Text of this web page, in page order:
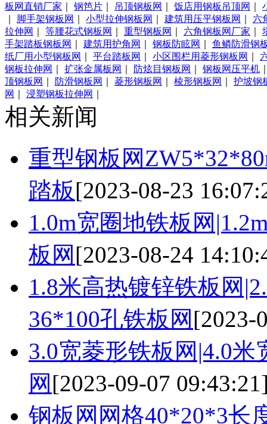
板网直销厂家
钢笆片 吊顶钢板网 饭店用钢板吊顶网
脚手架钢板网 小型拉伸钢板网 建筑用压平钢板网
六
拉伸网
等腰花式钢板网 重型钢板网 六角钢板网厂家
手架踏板钢板网
建筑用护角网 钢板防眩网
鱼鳞防滑钢
纸厂用小型钢板网
平台踏板网 小区围栏用菱形钢板网
钢板拉伸网
扩张金属板网 防炫目钢板网 钢板网压平机
顶钢板网
防滑钢板网 菱形钢板网 棱形钢板网
护坡钢
网
浸塑钢板拉伸网
相关新闻
重型钢板网
踏板[2023-08-23
1.0m宽圈地铁板网
板网 [2023-08-24
1.8米高热镀锌铁板网
36*100孔铁板网 [2023-
3.0宽菱形铁板网|4.0
网 [2023-09-07
钢板网网格40*20*3长